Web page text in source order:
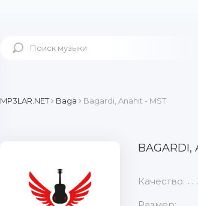
MP3LAR.NET Baga Bagardi, Anahit - MST
BAGARDI,
Качество: